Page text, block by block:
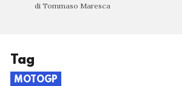
di Tommaso Maresca
Tag
MOTOGP